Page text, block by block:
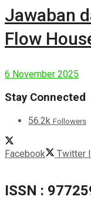
Jawaban
Flow
6 November 2025
Stay Connected
56.2k Followers
Facebook Twitter
ISSN :